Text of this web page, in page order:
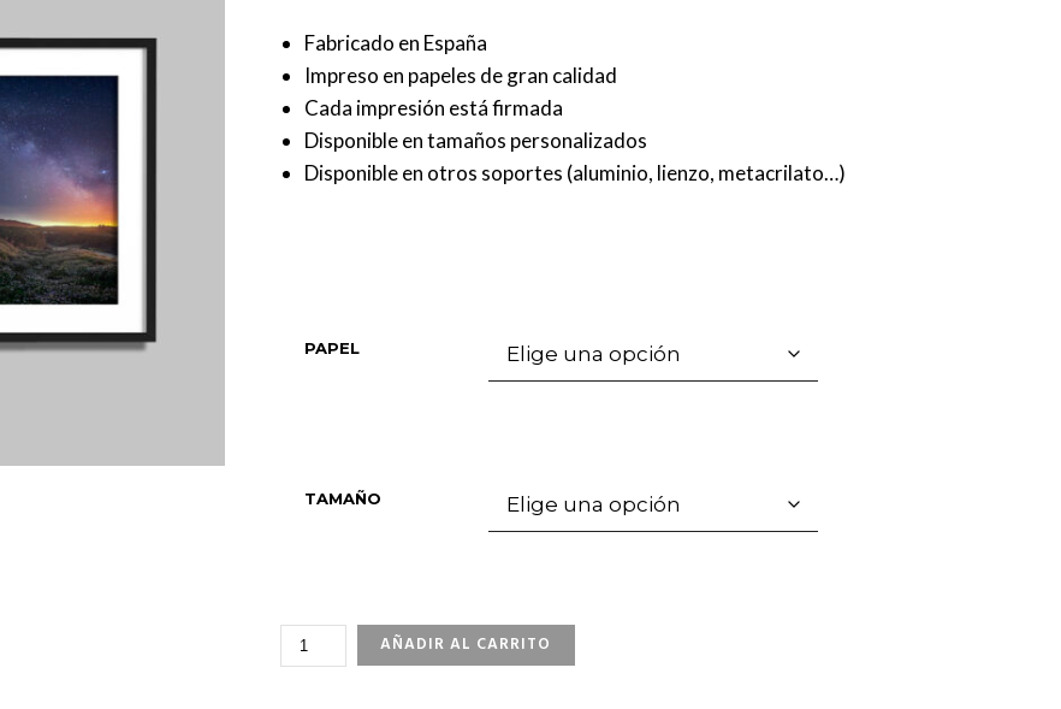
Fabricado en España
Impreso en papeles de gran calidad
Cada impresión está firmada
Disponible en tamaños personalizados
Disponible en otros soportes (aluminio, lienzo, metacrilato…)
PAPEL
TAMAÑO
AÑADIR AL CARRITO